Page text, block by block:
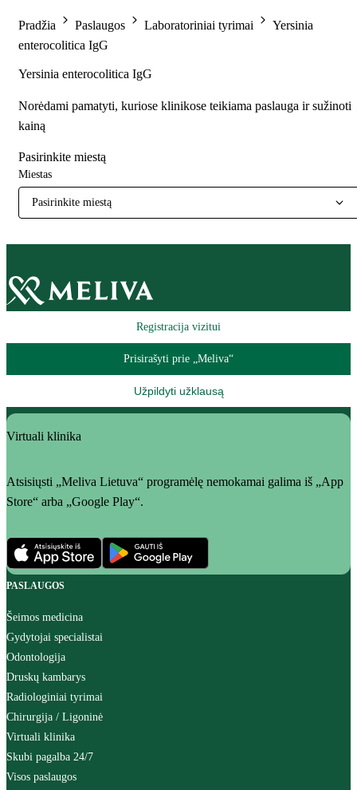
Pradžia Paslaugos Laboratoriniai tyrimai
Yersinia
enterocolitica IgG
Yersinia enterocolitica IgG
Norėdami pamatyti, kuriose klinikose teikiama paslauga ir sužinoti
kainą
Pasirinkite miestą
Miestas
Pasirinkite miestą
Registracija vizitui
Prisirašyti prie „Meliva“
Užpildyti užklausą
Virtuali klinika
Atsisiųsti „Meliva Lietuva“ programėlę nemokamai galima iš „App
Store“ arba „Google Play“.
PASLAUGOS
Šeimos medicina
Gydytojai specialistai
Odontologija
Druskų kambarys
Radiologiniai tyrimai
Chirurgija / Ligoninė
Virtuali klinika
Skubi pagalba 24/7
Visos paslaugos